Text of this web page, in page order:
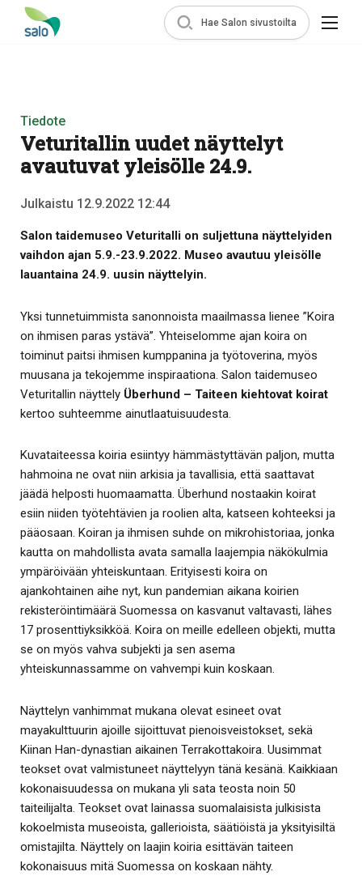
Hae Salon sivustoilta
Tiedote
Veturitallin uudet näyttelyt
avautuvat yleisölle 24.9.
Julkaistu 12.9.2022 12:44
Salon taidemuseo Veturitalli on suljettuna näyttelyiden
vaihdon ajan 5.9.-23.9.2022. Museo avautuu yleisölle
lauantaina 24.9. uusin näyttelyin.
Yksi tunnetuimmista sanonnoista maailmassa lienee ”Koira
on ihmisen paras ystävä”. Yhteiselomme ajan koira on
toiminut paitsi ihmisen kumppanina ja työtoverina, myös
muusana ja tekojemme inspiraationa. Salon taidemuseo
Veturitallin näyttely Überhund – Taiteen kiehtovat koirat
kertoo suhteemme ainutlaatuisuudesta.
Kuvataiteessa koiria esiintyy hämmästyttävän paljon, mutta
hahmoina ne ovat niin arkisia ja tavallisia, että saattavat
jäädä helposti huomaamatta. Überhund nostaakin koirat
esiin niiden työtehtävien ja roolien alta, katseen kohteeksi ja
pääosaan. Koiran ja ihmisen suhde on mikrohistoriaa, jonka
kautta on mahdollista avata samalla laajempia näkökulmia
ympäröivään yhteiskuntaan. Erityisesti koira on
ajankohtainen aihe nyt, kun pandemian aikana koirien
rekisteröintimäärä Suomessa on kasvanut valtavasti, lähes
17 prosenttiyksikköä. Koira on meille edelleen objekti, mutta
se on myös vahva subjekti ja sen asema
yhteiskunnassamme on vahvempi kuin koskaan.
Näyttelyn vanhimmat mukana olevat esineet ovat
mayakulttuurin ajoille sijoittuvat pienoisveistokset, sekä
Kiinan Han-dynastian aikainen Terrakottakoira. Uusimmat
teokset ovat valmistuneet näyttelyyn tänä kesänä. Kaikkiaan
kokonaisuudessa on mukana yli sata teosta noin 50
taiteilijalta. Teokset ovat lainassa suomalaisista julkisista
kokoelmista museoista, gallerioista, säätiöistä ja yksityisiltä
omistajilta. Näyttely on laajin koiria esittävän taiteen
kokonaisuus mitä Suomessa on koskaan nähty.